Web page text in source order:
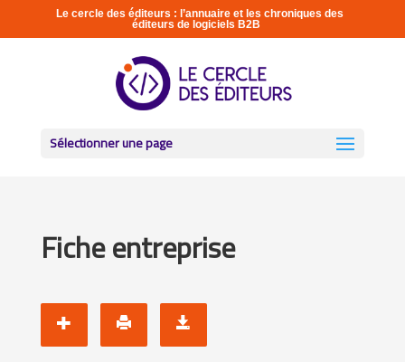
Le cercle des éditeurs : l’annuaire et les chroniques des
éditeurs de logiciels B2B
Sélectionner une page
Fiche entreprise